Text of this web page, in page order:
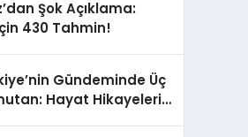
Şok Açıklama:
430 Tahmin!
Gündeminde Üç
Hayat Hikayeleri